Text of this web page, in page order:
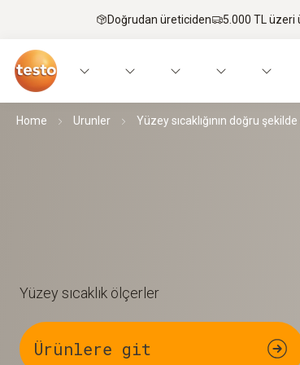
Doğrudan üreticiden 5.000 TL
Home Urunler Yüzey sıcaklığının doğru
Yüzey sıcaklık ölçerler
Ürünlere git